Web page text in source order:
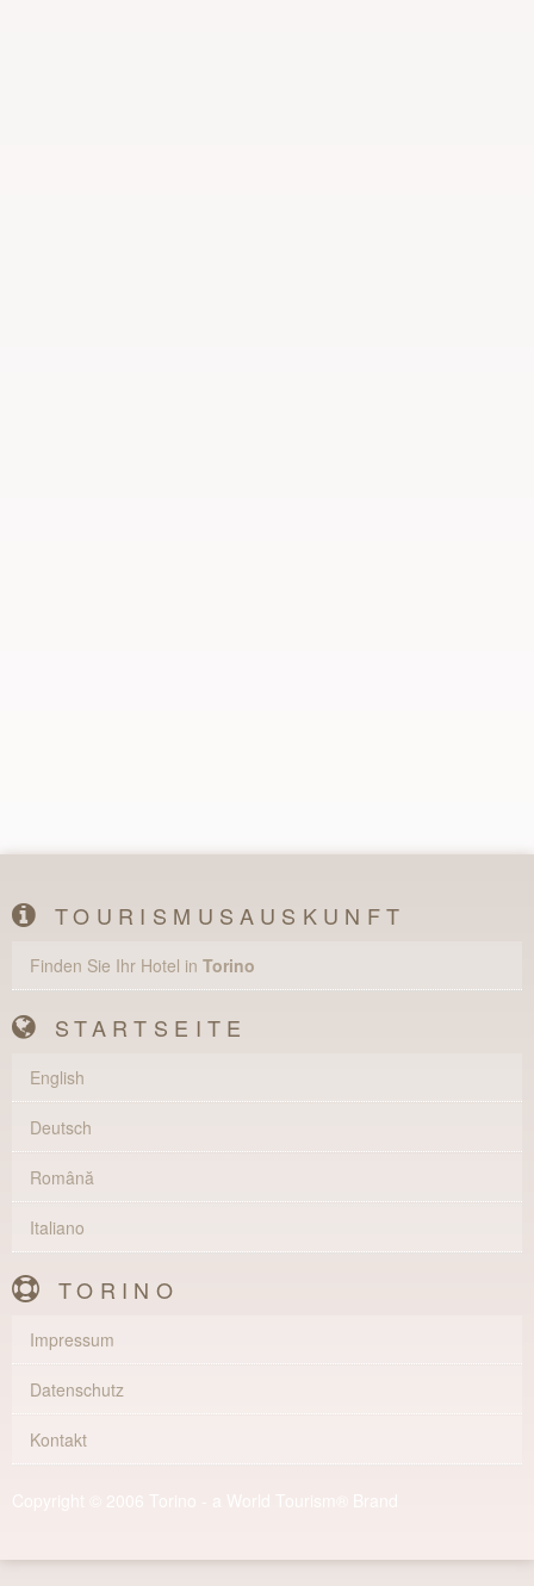
TOURISMUSAUSKUNFT
Finden Sie Ihr Hotel in Torino
STARTSEITE
English
Deutsch
Română
Italiano
TORINO
Impressum
Datenschutz
Kontakt